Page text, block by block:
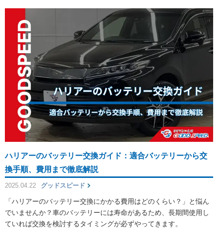
ハリアーのバッテリー交換ガイド：適合バッテリーから交
換手順、費用まで徹底解説
2025.04.22 グッドスピード
「ハリアーのバッテリー交換にかかる費用はどのくらい？」と悩ん
でいませんか？車のバッテリーには寿命があるため、長期間使用し
ていれば交換を検討するタイミングが必ずやってきます。